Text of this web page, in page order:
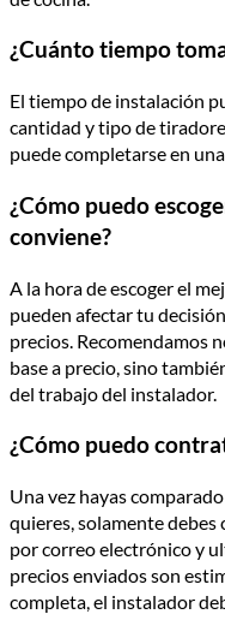
¿Cuánto tiempo
El tiempo de instalación
cantidad y tipo de
puede completarse en
¿Cómo puedo
conviene?
A la hora de escoger el
pueden afectar tu
precios. Recomendamos
base a precio, sino
del trabajo del instalador.
¿Cómo puedo
Una vez hayas
quieres, solamente
por correo electrónico y
precios enviados son
completa, el instalador